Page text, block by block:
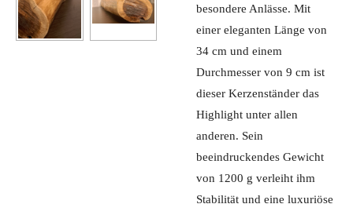
besondere Anlässe. Mit
einer eleganten Länge von
34 cm und einem
Durchmesser von 9 cm ist
dieser Kerzenständer das
Highlight unter allen
anderen. Sein
beeindruckendes Gewicht
von 1200 g verleiht ihm
Stabilität und eine luxuriöse